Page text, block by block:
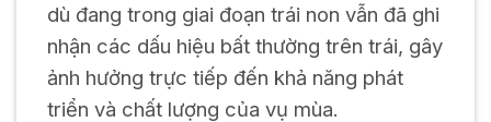
dù đang trong giai đoạn trái non vẫn đã ghi
nhận các dấu hiệu bất thường trên trái, gây
ảnh hưởng trực tiếp đến khả năng phát
triển và chất lượng của vụ mùa.